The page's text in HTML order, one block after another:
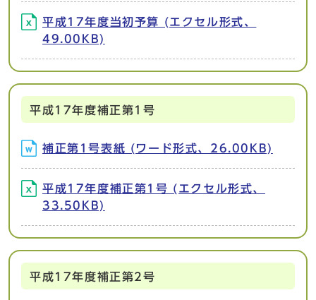
平成17年度当初予算 (エクセル形式、
49.00KB)
平成17年度補正第1号
補正第1号表紙 (ワード形式、26.00KB)
平成17年度補正第1号 (エクセル形式、
33.50KB)
平成17年度補正第2号